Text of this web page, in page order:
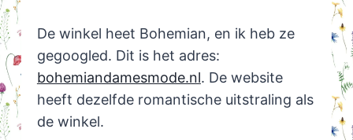
De winkel heet Bohemian, en ik heb ze
gegoogled. Dit is het adres:
bohemiandamesmode.nl. De website
heeft dezelfde romantische uitstraling als
de winkel.